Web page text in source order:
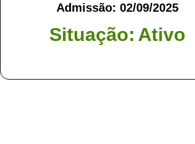
Admissão: 02/09/2025
Situação: Ativo